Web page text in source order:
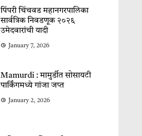
पिंपरी चिंचवड महानगरपालिका
सार्वत्रिक निवडणूक २०२६
उमेदवारांची यादी
January 7, 2026
Mamurdi : मामुर्डीत सोसायटी
पार्किंगमध्ये गांजा जप्त
January 2, 2026